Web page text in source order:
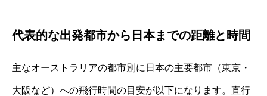
代表的な出発都市から日本までの距離と時間
主なオーストラリアの都市別に日本の主要都市（東京・
大阪など）への飛行時間の目安が以下になります。直行